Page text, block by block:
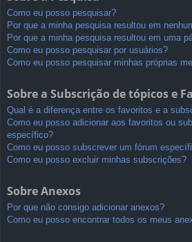
Como eu posso pesquisar?
Por que a minha pesquisa resultou em
Por que a minha pesquisa resultou em uma
Como eu posso pesquisar por usuários?
Como eu posso pesquisar minhas próprias
Sobre a Subscrição de tópicos e
Qual é a diferença entre os favoritos e a
Como eu posso adicionar aos favoritos ou
específico?
Como eu posso subscrever um fórum
Como eu posso excluir minhas subscrições?
Sobre Anexos
Por que não consigo adicionar anexos?
Como eu posso encontrar todos os meus